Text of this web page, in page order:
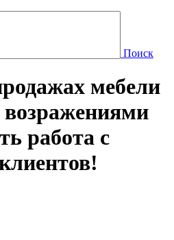
Поиск
мебели
возражениями
работа с